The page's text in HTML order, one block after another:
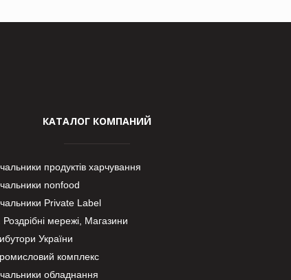
КАТАЛОГ КОМПАНИЙ
продуктів харчування
nonfood
Private Label
Роздрібні мережі, Магазини
України
комплекс
обладнання